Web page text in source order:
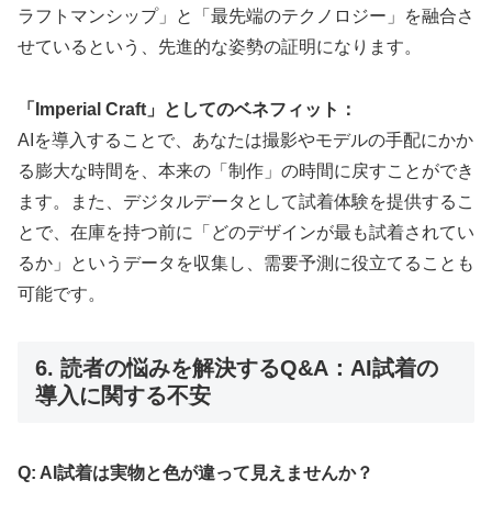
ラフトマンシップ」と「最先端のテクノロジー」を融合さ
せているという、先進的な姿勢の証明になります。
「Imperial Craft」としてのベネフィット：
AIを導入することで、あなたは撮影やモデルの手配にかか
る膨大な時間を、本来の「制作」の時間に戻すことができ
ます。また、デジタルデータとして試着体験を提供するこ
とで、在庫を持つ前に「どのデザインが最も試着されてい
るか」というデータを収集し、需要予測に役立てることも
可能です。
6. 読者の悩みを解決するQ&A：AI試着の
導入に関する不安
Q: AI試着は実物と色が違って見えませんか？